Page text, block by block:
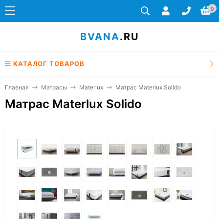
0
BVANA.RU
КАТАЛОГ ТОВАРОВ
Главная Матрасы Materlux Матрас Materlux Solido
Матрас Materlux Solido